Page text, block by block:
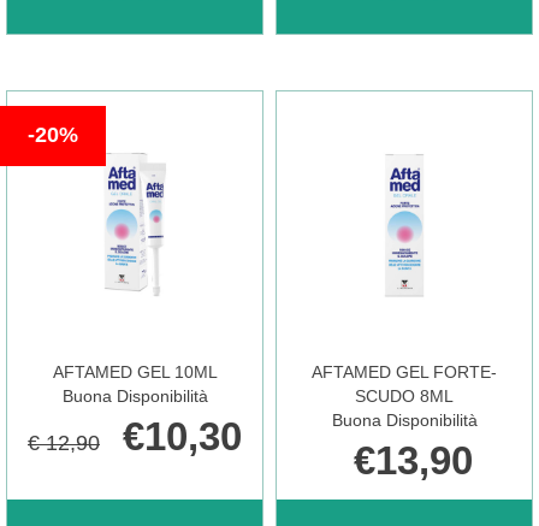
200ML AL
AFTAMED GEL 10ML
Buona Disponibilità
20%
€ 12,90 €10,30
AFTAMED GEL FORTE-
SCUDO 8ML
Buona Disponibilità
€13,90